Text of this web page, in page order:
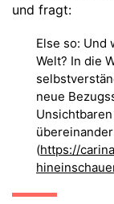
und fragt:
Else so: Und
Welt? In die
neue
(https://